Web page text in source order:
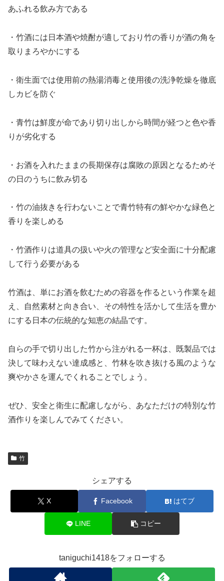
あふれる飲み方である
・竹酒には日本酒や焼酎が適しており竹の香りが酒の角を
取りまろやかにする
・衛生面では使用前の熱湯消毒と使用後の洗浄乾燥を徹底
しカビを防ぐ
・青竹は鮮度が命であり切り出しから時間が経つと色や香
りが劣化する
・お酒を入れたままの長期保存は腐敗の原因となるためそ
の日のうちに飲み切る
・竹の油抜きを行わないことで青竹特有の鮮やかな緑色と
香りを楽しめる
・竹酒作りは道具の扱いや火の管理など安全面に十分配慮
して行う必要がある
竹酒は、単にお酒を飲むための容器を作るという作業を超
え、自然素材と向き合い、その特性を活かして生活を豊か
にする日本の伝統的な知恵の結晶です。
自らの手で切り出した竹から注がれる一杯は、既製品では
決して味わえない達成感と、竹林を吹き抜ける風のような
爽やかさを運んでくれることでしょう。
ぜひ、安全と衛生に配慮しながら、あなただけの特別な竹
酒作りを楽しんでみてください。
竹
シェアする
X Facebook はてブ
LINE コピー
taniguchi1418をフォローする